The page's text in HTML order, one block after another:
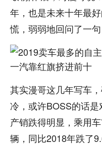
年，也是未来十年最
慌，弱弱地回问了一
其实漫哥这几年写车
冷，或许BOSS的话
产销跌得明显，乘用
辆，同比2018年跌了